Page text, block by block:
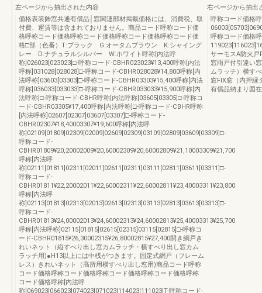
左ページから抽出された内容
価格表装飾窓共通有償品│窓関連部材掲載価格には、消費税、取
付費、運賃等は含まれておりません。商品コード呼称コード価
格呼称コード価格呼称コード価格呼称コード価格呼称コード価
格□部（色番）T:ブラック G:オータムブラウン K:シャイング
レー D:ナチュラルシルバー W:ホワイト呼称[内法呼
称]026023[023023]□-呼称コード-CBHR023023¥13,400呼称[内法
呼称]031028[028028]□-呼称コード-CBHR028028¥14,800呼称[内
法呼称]03603[03303]□-呼称コード-CBHR03303¥15,400呼称[内法
呼称]036033[033033]□-呼称コード-CBHR033033¥15,900呼称[内
法呼称]□-呼称コード-CBHR呼称[内法呼称]03605[03305]□-呼称コ
ード-CBHR03305¥17,400呼称[内法呼称]□-呼称コード-CBHR呼称
[内法呼称]02607[02307]03607[03307]□-呼称コード-
CBHR02307¥18,40003307¥19,600呼称[内法呼
称]02109[01809]02309[02009]02609[02309]03109[02809]03609[03309]□-
呼称コード-
CBHR01809¥20,20002009¥20,60002309¥20,60002809¥21,10003309¥21,700
呼称[内法呼
称]02111[01811]02311[02011]02611[02311]03111[02811]03611[03311]□-
呼称コード-
CBHR01811¥22,20002011¥22,60002311¥22,60002811¥23,40003311¥23,800
呼称[内法呼
称]02113[01813]02313[02013]02613[02313]03113[02813]03613[03313]□-
呼称コード-
CBHR01813¥24,00002013¥24,60002313¥24,60002813¥25,40003313¥25,700
呼称[内法呼称]02115[01815]02615[02315]03115[02815]□-呼称コ
ード-CBHR01815¥26,30002315¥26,80002815¥27,400開き網戸き
れいネット（縦すべり出し窓カムラッチ・横すべり出し窓カム
ラッチ用)●H13以上には中桟がつきます。固定式網戸（フレーム
レス）きれいネット（高所用横すべり出し窓用)商品コード呼称
コード価格呼称コード価格呼称コード価格呼称コード価格呼称
コード価格呼称[内法呼
称]069023[066023]074023[071023]114023[111023]T-呼称コード-
右ページから抽出
呼称コード価格
呼称コード価格
サーモスA防火戸
窓雨戸付引違い
ムラッチ）横す
窓FIX窓（内押縁
有償品納まり図